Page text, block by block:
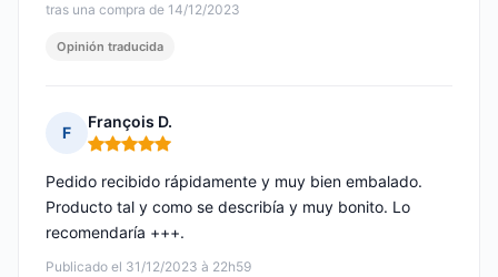
tras una compra de 14/12/2023
Opinión traducida
F
François D.
Nota: 5 de 5
Publicado el 31/12/2023 à 22h59
Pedido recibido rápidamente y muy bien embalado.
Producto tal y como se describía y muy bonito. Lo
recomendaría +++.